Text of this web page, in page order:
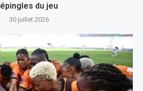
épingles du jeu
30 juillet 2026